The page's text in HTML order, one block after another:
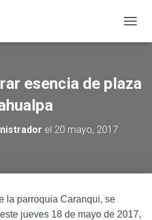
esencia de plaza
el 20 mayo, 2017
la parroquia Caranqui, se
jueves 18 de mayo de 2017,